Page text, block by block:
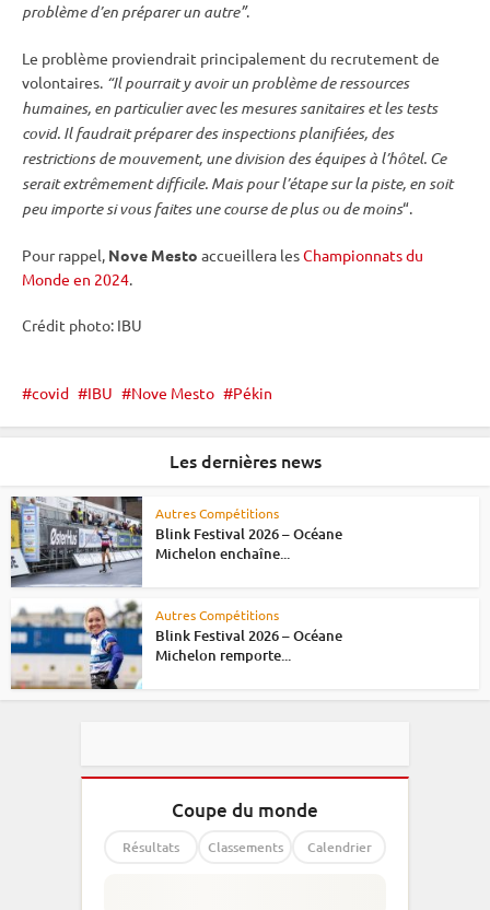
problème d’en préparer un autre”.
Le problème proviendrait principalement du recrutement de
volontaires. “Il pourrait y avoir un problème de ressources
humaines, en particulier avec les mesures sanitaires et les tests
covid. Il faudrait préparer des inspections planifiées, des
restrictions de mouvement, une division des équipes à l’hôtel. Ce
serait extrêmement difficile. Mais pour l’étape sur la piste, en soit
peu importe si vous faites une course de plus ou de moins“.
Pour rappel, Nove Mesto accueillera lesChampionnats du
Monde en 2024.
Crédit photo: IBU
covid IBU Nove Mesto Pékin
Les dernières news
Autres Compétitions
Blink Festival 2026 – Océane
Michelon enchaîne...
Autres Compétitions
Blink Festival 2026 – Océane
Michelon remporte...
Coupe du monde
Résultats Classements Calendrier